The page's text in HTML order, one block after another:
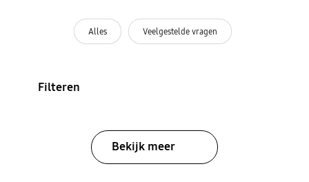
Alles Veelgestelde vragen
Filteren
Bekijk meer